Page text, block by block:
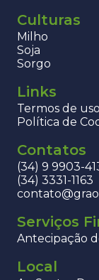
Culturas
Milho
Soja
Sorgo
Links
Termos de
Política de
Contatos
(34) 9 9903-
(34) 3331-1163
Serviços
Antecipação
Local